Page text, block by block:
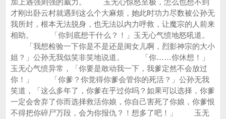
加上遇强则强的威力。 玉无心惊怒至极，怎么也想不到
才刚出卧云村就遇到这么个大麻烦，她此时功力尽数被公孙无
我所封，根本无法脱身，也无法以内力呼救，让魔宗的人前来
相助。 「你到底想干什么？！」玉无心气愤地怒吼道。
「我想检验一下你是不是还是闺女儿啊，烈影神宗的大小
姐？」公孙无我似笑非笑地说道。 「你……你休想！」
玉无心气愤异常，「你要是敢动我一下，我爹定然不会放过
你！」 「你爹？你觉得你爹会管你的死活？」公孙无我
笑道，「这么多年了，你爹在乎过你吗？如果可以选择，你爹
一定会舍弃了你而选择救活你娘，你自己害死了你娘，你爹恨
不得把你碎尸万段，会为你报仇？！想多了吧！」 玉无